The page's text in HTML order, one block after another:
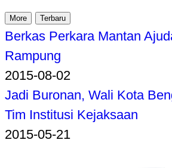
More Terbaru
Berkas Perkara Mantan
Rampung
2015-08-02
Jadi Buronan, Wali Kota
Tim Institusi Kejaksaan
2015-05-21